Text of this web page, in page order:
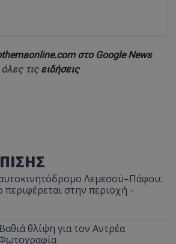
στο Google News
τις ειδήσεις
Λεμεσού–Πάφου:
στην περιοχή -
θλίψη για τον Αντρέα